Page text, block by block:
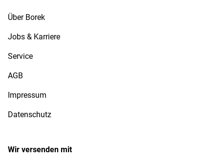
Über Borek
Jobs & Karriere
Service
AGB
Impressum
Datenschutz
Wir versenden mit